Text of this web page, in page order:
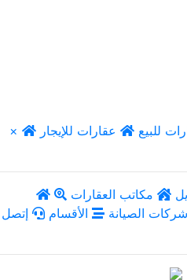
× للبيع
عقارات للإيجار
مكاتب العقارات
شركات الصيانة الأقسام
إتصل